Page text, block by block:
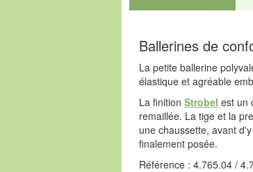
Ballerines de
La petite ballerine
élastique et agréable
La finition Strobel est un
remaillée. La tige et la
une chaussette, avant
finalement posée.
Référence : 4.765.04 /